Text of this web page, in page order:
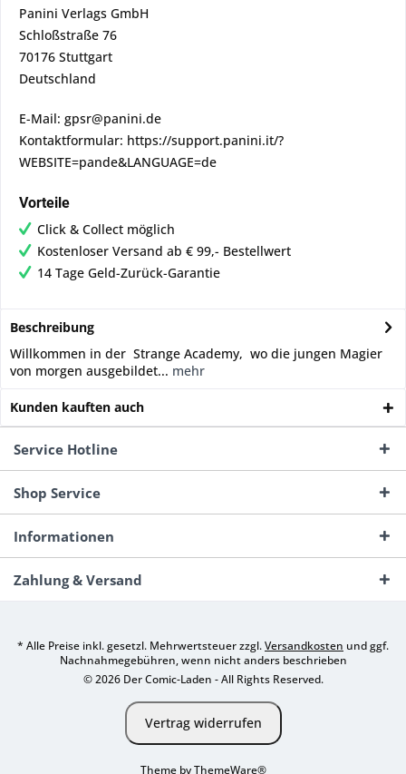
Panini Verlags GmbH
Schloßstraße 76
70176 Stuttgart
Deutschland
E-Mail: gpsr@panini.de
Kontaktformular: https://support.panini.it/?
WEBSITE=pande&LANGUAGE=de
Vorteile
Click & Collect möglich
Kostenloser Versand ab € 99,- Bestellwert
14 Tage Geld-Zurück-Garantie
Beschreibung
Willkommen in der Strange Academy, wo die jungen Magier
von morgen ausgebildet... mehr
Kunden kauften auch
Service Hotline
Shop Service
Informationen
Zahlung & Versand
* Alle Preise inkl. gesetzl. Mehrwertsteuer zzgl.Versandkosten und ggf.
Nachnahmegebühren, wenn nicht anders beschrieben
© 2026 Der Comic-Laden - All Rights Reserved.
Vertrag widerrufen
Theme byThemeWare®